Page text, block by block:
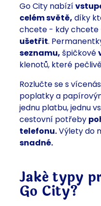
Go City nabízí
celém světě, díky
chcete - kdy chcete
ušetřit.
seznamu, špičkové
klenotů, které
Rozlučte se s
poplatky a
jednu platbu, jednu
cestovní potřeby
telefonu.Výlety do
snadné.
Jaké typy
Go City?